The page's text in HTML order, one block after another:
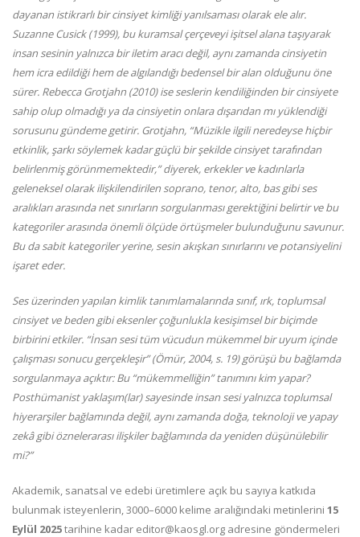
dayanan istikrarlı bir cinsiyet kimliği yanılsaması olarak ele alır.
Suzanne Cusick (1999), bu kuramsal çerçeveyi işitsel alana taşıyarak
insan sesinin yalnızca bir iletim aracı değil, aynı zamanda cinsiyetin
hem icra edildiği hem de algılandığı bedensel bir alan olduğunu öne
sürer. Rebecca Grotjahn (2010) ise seslerin kendiliğinden bir cinsiyete
sahip olup olmadığı ya da cinsiyetin onlara dışarıdan mı yüklendiği
sorusunu gündeme getirir. Grotjahn, “Müzikle ilgili neredeyse hiçbir
etkinlik, şarkı söylemek kadar güçlü bir şekilde cinsiyet tarafından
belirlenmiş görünmemektedir,” diyerek, erkekler ve kadınlarla
geleneksel olarak ilişkilendirilen soprano, tenor, alto, bas gibi ses
aralıkları arasında net sınırların sorgulanması gerektiğini belirtir ve bu
kategoriler arasında önemli ölçüde örtüşmeler bulunduğunu savunur.
Bu da sabit kategoriler yerine, sesin akışkan sınırlarını ve potansiyelini
işaret eder.
Ses üzerinden yapılan kimlik tanımlamalarında sınıf, ırk, toplumsal
cinsiyet ve beden gibi eksenler çoğunlukla kesişimsel bir biçimde
birbirini etkiler. “İnsan sesi tüm vücudun mükemmel bir uyum içinde
çalışması sonucu gerçekleşir” (Ömür, 2004, s. 19) görüşü bu bağlamda
sorgulanmaya açıktır: Bu “mükemmelliğin” tanımını kim yapar?
Posthümanist yaklaşım(lar) sayesinde insan sesi yalnızca toplumsal
hiyerarşiler bağlamında değil, aynı zamanda doğa, teknoloji ve yapay
zekâ gibi öznelerarası ilişkiler bağlamında da yeniden düşünülebilir
mi?”
Akademik, sanatsal ve edebi üretimlere açık bu sayıya katkıda
bulunmak isteyenlerin, 3000–6000 kelime aralığındaki metinlerini 15
Eylül 2025tarihine kadar editor@kaosgl.org adresine göndermeleri